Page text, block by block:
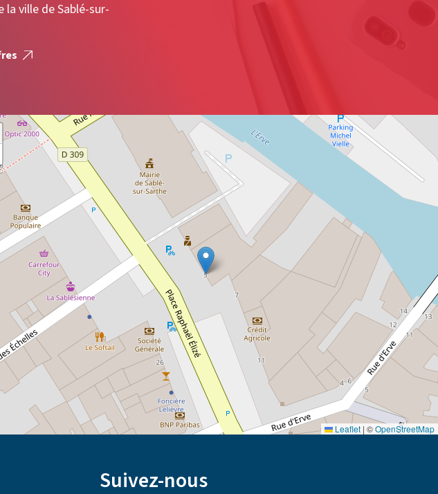
la ville de Sablé-sur-
Leaflet | ©OpenStreetMap
Suivez-nous